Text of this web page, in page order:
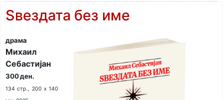
Ѕвездата без име
драма
Михаил
Себастијан
300 ден.
134 стр., 200 х 140